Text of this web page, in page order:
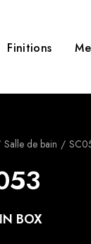
Finitions
Salle de bain
BOX